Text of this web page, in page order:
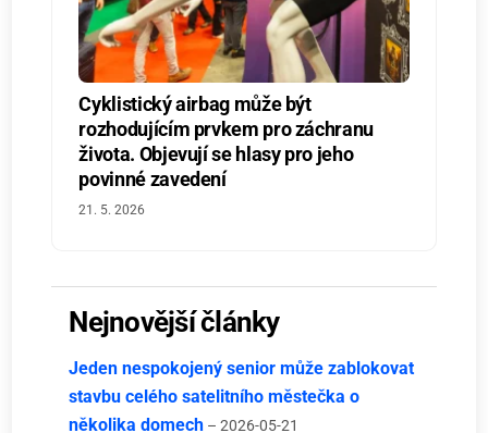
Cyklistický airbag může být
rozhodujícím prvkem pro záchranu
života. Objevují se hlasy pro jeho
povinné zavedení
21. 5. 2026
Nejnovější články
Jeden nespokojený senior může zablokovat
stavbu celého satelitního městečka o
několika domech – 2026-05-21